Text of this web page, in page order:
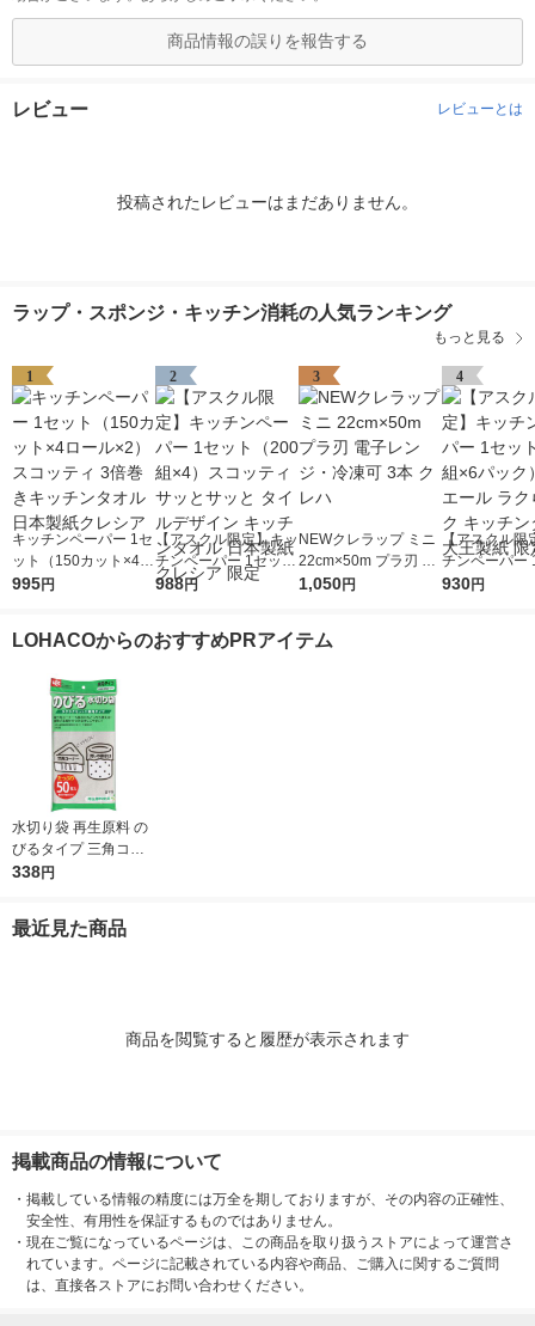
商品情報の誤りを報告する
レビュー レビューとは
投稿されたレビューはまだありません。
ラップ・スポンジ・キッチン消耗の人気ランキング
もっと見る
1
キッチンペーパー 1セ
ット（150カット×4ロ
ール×2） スコッティ
995円
2
【アスクル限定】キッ
チンペーパー 1セット
（200組×4）スコッテ
タオル 日本製紙クレ
988円
3
NEWクレラップ ミニ
22cm×50m プラ刃 電
子レンジ・冷凍可 3本
1,050円
4
【アスクル限
チンペーパー
（100組×6パ
930円
LOHACOからのおすすめPRアイテム
水切り袋 再生原料 の
びるタイプ 三角コー
ナー・排水口 兼用 1
338円
最近見た商品
商品を閲覧すると履歴が表示されます
掲載商品の情報について
・ 掲載している情報の精度には万全を期しておりますが、その内容の正確性、
安全性、有用性を保証するものではありません。
・ 現在ご覧になっているページは、この商品を取り扱うストアによって運営さ
れています。ページに記載されている内容や商品、ご購入に関するご質問
は、直接各ストアにお問い合わせください。